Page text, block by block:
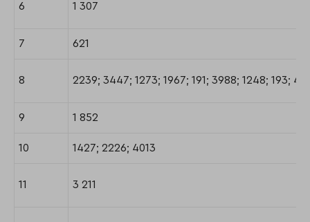
6 1 307
7 621
8 2239; 3447; 1273; 1967; 191; 3988; 1248; 193;
9 1 852
10 1427; 2226; 4013
11 3 211